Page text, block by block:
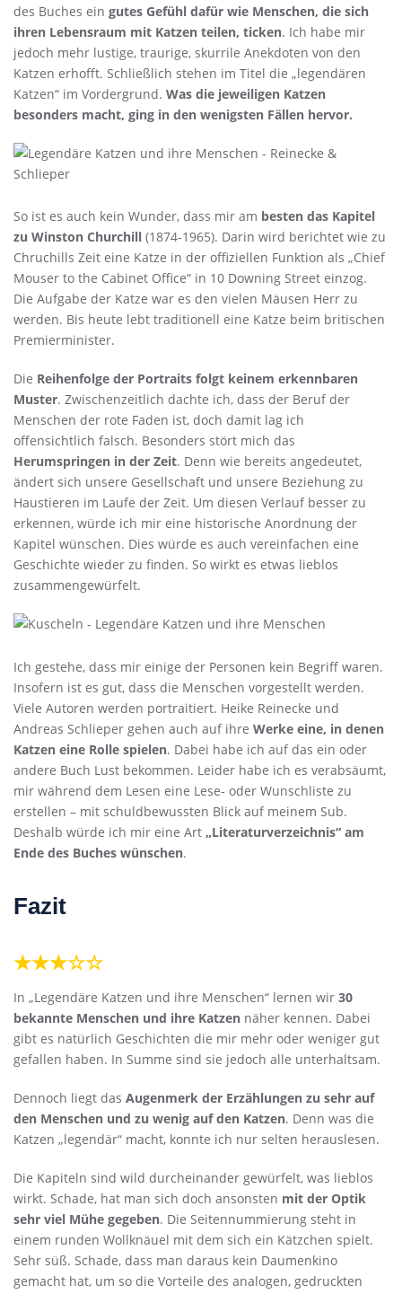
des Buches ein gutes Gefühl dafür wie Menschen, die sich
ihren Lebensraum mit Katzen teilen, ticken. Ich habe mir
jedoch mehr lustige, traurige, skurrile Anekdoten von den
Katzen erhofft. Schließlich stehen im Titel die „legendären
Katzen“ im Vordergrund. Was die jeweiligen Katzen
besonders macht, ging in den wenigsten Fällen hervor.
So ist es auch kein Wunder, dass mir am besten das Kapitel
zu Winston Churchill (1874-1965). Darin wird berichtet wie zu
Chruchills Zeit eine Katze in der offiziellen Funktion als „Chief
Mouser to the Cabinet Office“ in 10 Downing Street einzog.
Die Aufgabe der Katze war es den vielen Mäusen Herr zu
werden. Bis heute lebt traditionell eine Katze beim britischen
Premierminister.
Die Reihenfolge der Portraits folgt keinem erkennbaren
Muster. Zwischenzeitlich dachte ich, dass der Beruf der
Menschen der rote Faden ist, doch damit lag ich
offensichtlich falsch. Besonders stört mich das
Herumspringen in der Zeit. Denn wie bereits angedeutet,
ändert sich unsere Gesellschaft und unsere Beziehung zu
Haustieren im Laufe der Zeit. Um diesen Verlauf besser zu
erkennen, würde ich mir eine historische Anordnung der
Kapitel wünschen. Dies würde es auch vereinfachen eine
Geschichte wieder zu finden. So wirkt es etwas lieblos
zusammengewürfelt.
Ich gestehe, dass mir einige der Personen kein Begriff waren.
Insofern ist es gut, dass die Menschen vorgestellt werden.
Viele Autoren werden portraitiert. Heike Reinecke und
Andreas Schlieper gehen auch auf ihre Werke eine, in denen
Katzen eine Rolle spielen. Dabei habe ich auf das ein oder
andere Buch Lust bekommen. Leider habe ich es verabsäumt,
mir während dem Lesen eine Lese- oder Wunschliste zu
erstellen – mit schuldbewussten Blick auf meinem Sub.
Deshalb würde ich mir eine Art „Literaturverzeichnis“ am
Ende des Buches wünschen.
Fazit
★★★☆☆
In „Legendäre Katzen und ihre Menschen“ lernen wir 30
bekannte Menschen und ihre Katzen näher kennen. Dabei
gibt es natürlich Geschichten die mir mehr oder weniger gut
gefallen haben. In Summe sind sie jedoch alle unterhaltsam.
Dennoch liegt das Augenmerk der Erzählungen zu sehr auf
den Menschen und zu wenig auf den Katzen. Denn was die
Katzen „legendär“ macht, konnte ich nur selten herauslesen.
Die Kapiteln sind wild durcheinander gewürfelt, was lieblos
wirkt. Schade, hat man sich doch ansonsten mit der Optik
sehr viel Mühe gegeben. Die Seitennummierung steht in
einem runden Wollknäuel mit dem sich ein Kätzchen spielt.
Sehr süß. Schade, dass man daraus kein Daumenkino
gemacht hat, um so die Vorteile des analogen, gedruckten